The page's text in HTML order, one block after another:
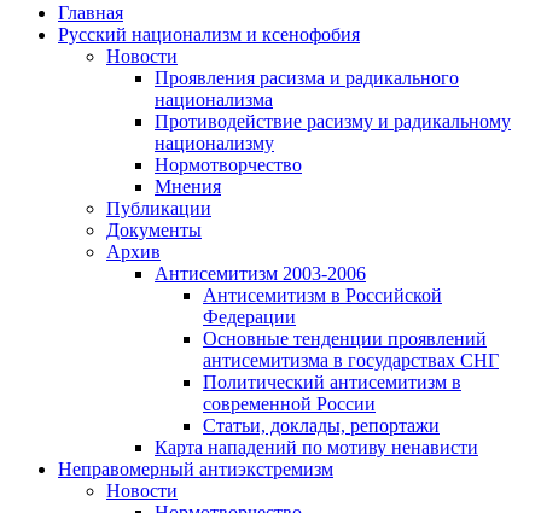
Главная
Русский национализм и ксенофобия
Новости
Проявления расизма и радикального
национализма
Противодействие расизму и радикальному
национализму
Нормотворчество
Мнения
Публикации
Документы
Архив
Антисемитизм 2003-2006
Антисемитизм в Российской
Федерации
Основные тенденции проявлений
антисемитизма в государствах СНГ
Политический антисемитизм в
современной России
Статьи, доклады, репортажи
Карта нападений по мотиву ненависти
Неправомерный антиэкстремизм
Новости